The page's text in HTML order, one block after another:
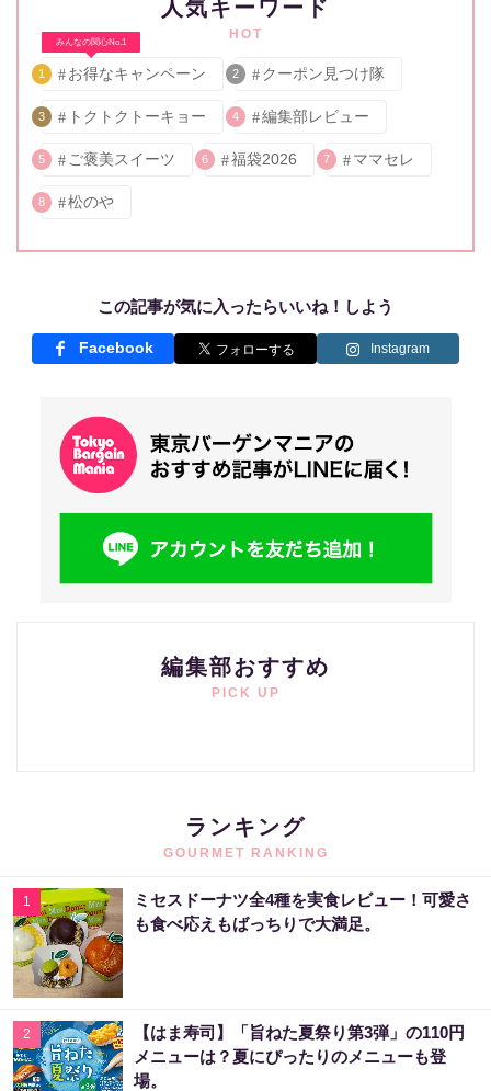
人気キーワード
HOT
みんなの関心No.1
1 お得なキャンペーン 2 クーポン見つけ隊
3 トクトクトーキョー 4 編集部レビュー
5 ご褒美スイーツ 6 福袋2026 7 ママセレ
8 松のや
この記事が気に入ったらいいね！しよう
Facebook Instagram
編集部おすすめ
PICK UP
ランキング
GOURMET RANKING
1
ミセスドーナツ全4種を実食レビュー！可愛さ
も食べ応えもばっちりで大満足。
2
【はま寿司】「旨ねた夏祭り第3弾」の110円
メニューは？夏にぴったりのメニューも登
場。